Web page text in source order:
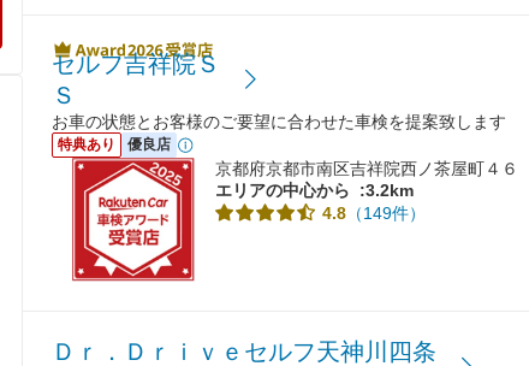
セルフ吉祥院Ｓ
Ｓ
お車の状態とお客様のご要望に合わせた車検を提案致します
特典あり 優良店
京都府京都市南区吉祥院西ノ茶屋町４６
エリアの中心から
:3.2km
4.8 （149件）
Ｄｒ．Ｄｒｉｖｅセルフ天神川四条